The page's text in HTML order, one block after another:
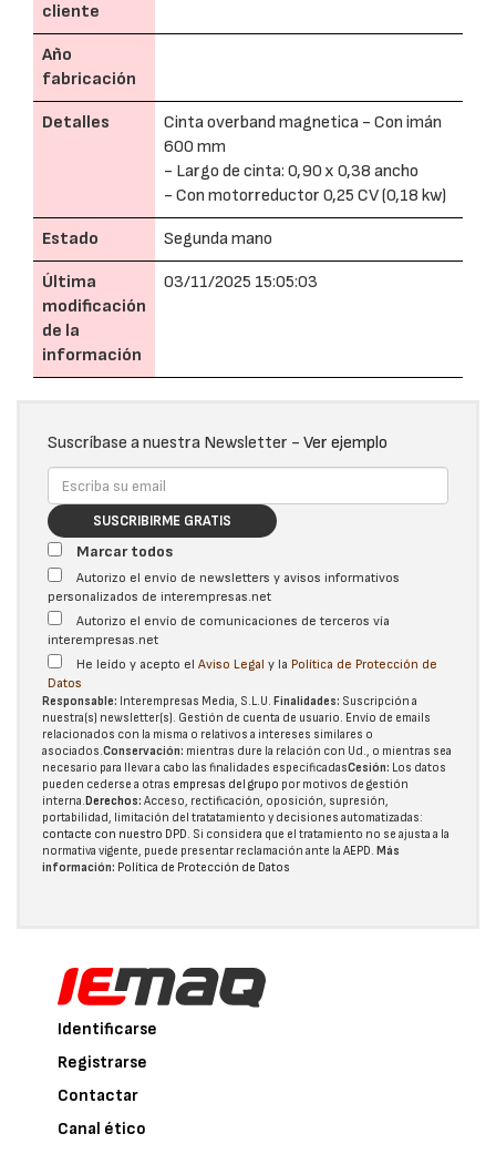
cliente
Año
fabricación
Detalles
Cinta overband magnetica - Con imán
600 mm
- Largo de cinta: 0,90 x 0,38 ancho
- Con motorreductor 0,25 CV (0,18 kw)
Estado Segunda mano
Última
modificación
de la
información
03/11/2025 15:05:03
Suscríbase a nuestra Newsletter - Ver ejemplo
SUSCRIBIRME GRATIS
Marcar todos
Autorizo el envío de newsletters y avisos informativos
personalizados de interempresas.net
Autorizo el envío de comunicaciones de terceros vía
interempresas.net
He leído y acepto el Aviso Legal y la Política de Protección de
Datos
Responsable: Interempresas Media, S.L.U. Finalidades: Suscripción a
nuestra(s) newsletter(s). Gestión de cuenta de usuario. Envío de emails
relacionados con la misma o relativos a intereses similares o
asociados.Conservación: mientras dure la relación con Ud., o mientras sea
necesario para llevar a cabo las finalidades especificadasCesión: Los datos
pueden cederse a otras empresas del grupo por motivos de gestión
interna.Derechos: Acceso, rectificación, oposición, supresión,
portabilidad, limitación del tratatamiento y decisiones automatizadas:
contacte con nuestro DPD. Si considera que el tratamiento no se ajusta a la
normativa vigente, puede presentar reclamación ante la AEPD. Más
información: Política de Protección de Datos
Identificarse
Registrarse
Contactar
Canal ético